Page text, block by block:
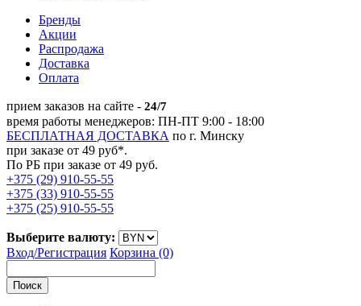
Бренды
Акции
Распродажа
Доставка
Оплата
прием заказов на сайте - 24/7
время работы менеджеров: ПН-ПТ 9:00 - 18:00
БЕСПЛАТНАЯ ДОСТАВКА по г. Минску
при заказе от 49 руб*.
По РБ при заказе от 49 руб.
+375 (29) 910-55-55
+375 (33) 910-55-55
+375 (25) 910-55-55
Выберите валюту:
Вход/Регистрация Корзина (0)
Поиск